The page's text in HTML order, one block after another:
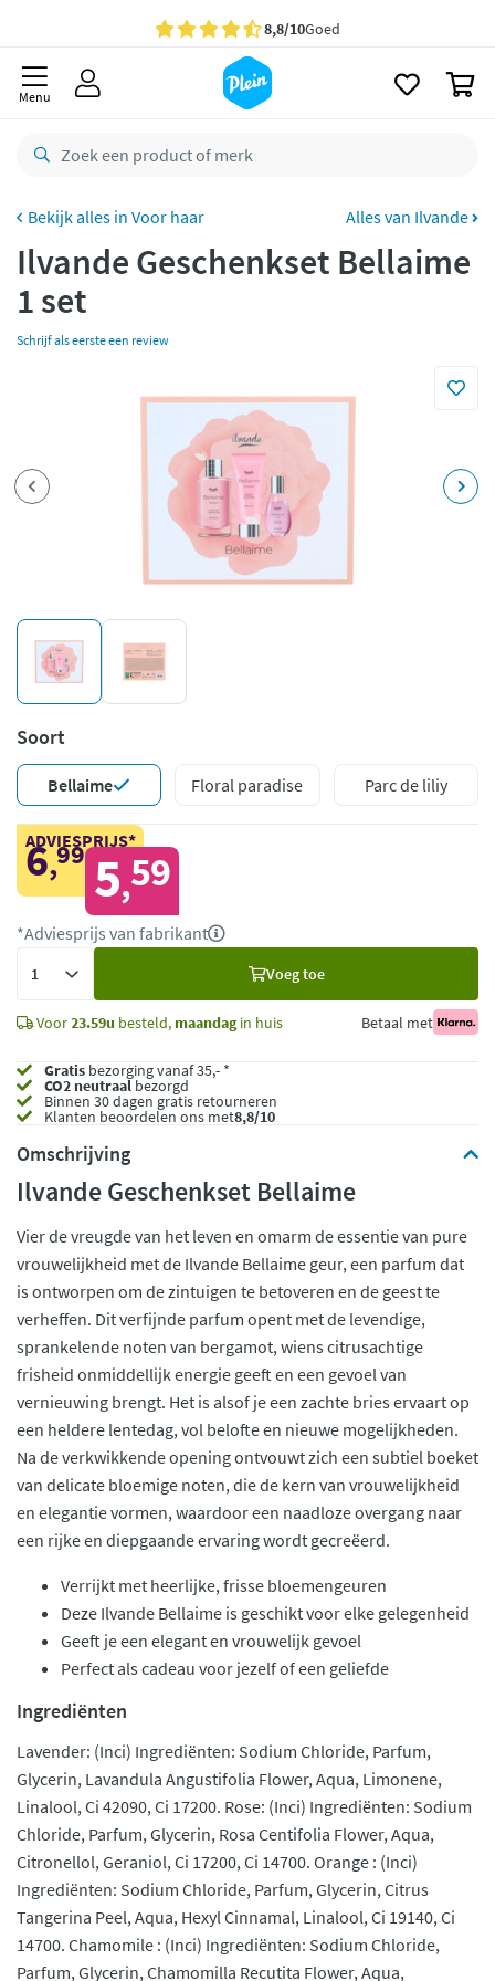
Gratisbezorging vanaf 35,- *
besteld,maandag
retourneren
Betaal met Klarna
Menu
Voor haar Alles van Ilvande
Ilvande Geschenkset Bellaime
1 set
Schrijf als eerste een review
Soort
Bellaime Floral paradise Parc de liliy
ADVIESPRIJS*
6,99 5,59
*Adviesprijs van fabrikant
Voeg toe
Voor23.59u besteld, maandagin huis Betaal met
Gratis bezorging vanaf 35,- *
CO2 neutraalbezorgd
Binnen 30 dagen gratis retourneren
Klanten beoordelen ons met8,8/10
Omschrijving
Ilvande Geschenkset Bellaime
Vier de vreugde van het leven en omarm de essentie van pure
vrouwelijkheid met de Ilvande Bellaime geur, een parfum dat
is ontworpen om de zintuigen te betoveren en de geest te
verheffen. Dit verfijnde parfum opent met de levendige,
sprankelende noten van bergamot, wiens citrusachtige
frisheid onmiddellijk energie geeft en een gevoel van
vernieuwing brengt. Het is alsof je een zachte bries ervaart op
een heldere lentedag, vol belofte en nieuwe mogelijkheden.
Na de verkwikkende opening ontvouwt zich een subtiel boeket
van delicate bloemige noten, die de kern van vrouwelijkheid
en elegantie vormen, waardoor een naadloze overgang naar
een rijke en diepgaande ervaring wordt gecreëerd.
Verrijkt met heerlijke, frisse bloemengeuren
Deze Ilvande Bellaime is geschikt voor elke gelegenheid
Geeft je een elegant en vrouwelijk gevoel
Perfect als cadeau voor jezelf of een geliefde
Ingrediënten
Lavender: (Inci) Ingrediënten: Sodium Chloride, Parfum,
Glycerin, Lavandula Angustifolia Flower, Aqua, Limonene,
Linalool, Ci 42090, Ci 17200. Rose: (Inci) Ingrediënten: Sodium
Chloride, Parfum, Glycerin, Rosa Centifolia Flower, Aqua,
Citronellol, Geraniol, Ci 17200, Ci 14700. Orange : (Inci)
Ingrediënten: Sodium Chloride, Parfum, Glycerin, Citrus
Tangerina Peel, Aqua, Hexyl Cinnamal, Linalool, Ci 19140, Ci
14700. Chamomile : (Inci) Ingrediënten: Sodium Chloride,
Parfum, Glycerin, Chamomilla Recutita Flower, Aqua,